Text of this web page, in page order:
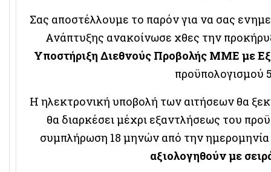
Σας αποστέλλουμε το παρόν για να σας
Ανάπτυξης ανακοίνωσε χθες την
Υποστήριξη Διεθνούς Προβολής ΜΜΕ με
προϋπολογισμού
Η ηλεκτρονική υποβολή των αιτήσεων θα
θα διαρκέσει μέχρι εξαντλήσεως του
συμπλήρωση 18 μηνών από την
αξιολογηθούν με